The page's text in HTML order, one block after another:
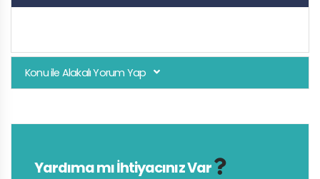
Konu ile Alakalı Yorum Yap
Yardıma mı İhtiyacınız Var